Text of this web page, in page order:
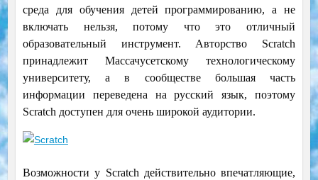
среда для обучения детей программированию, а не
включать нельзя, потому что это отличный
образовательный инструмент. Авторство Scratch
принадлежит Массачусетскому технологическому
университету, а в сообществе большая часть
информации переведена на русский язык, поэтому
Scratch доступен для очень широкой аудитории.
Возможности у Scratch действительно впечатляющие,